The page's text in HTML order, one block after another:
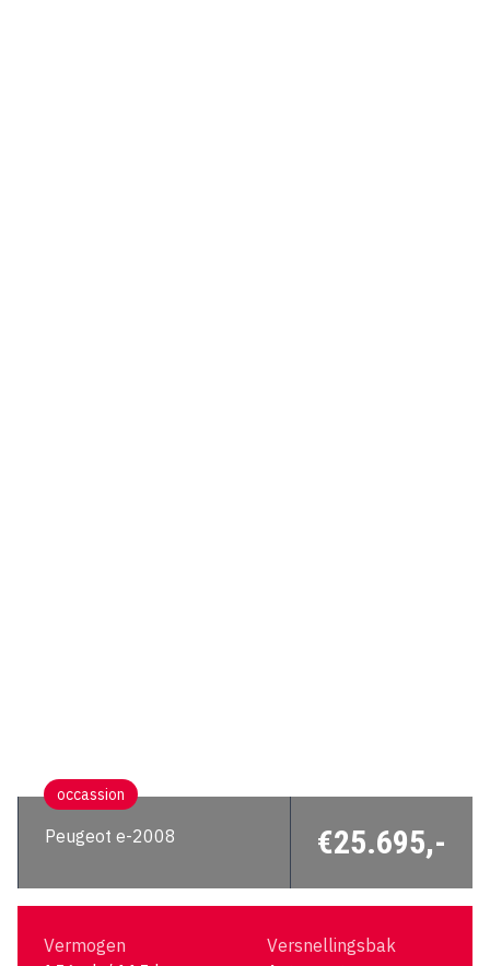
occassion
Peugeot e-2008 €25.695,-
Vermogen
Versnellingsbak